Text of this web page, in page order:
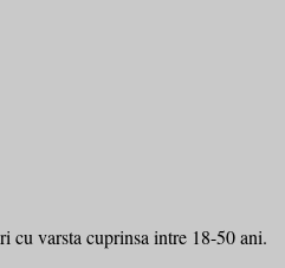
cu varsta cuprinsa intre 18-50 ani.